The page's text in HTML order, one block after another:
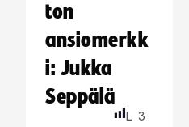
ton
ansiomerkk
i: Jukka
Seppälä
L 3